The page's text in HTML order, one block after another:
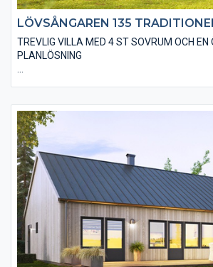
LÖVSÅNGAREN 135
TREVLIG VILLA MED 4 ST SOVRUM OCH EN
PLANLÖSNING
ett sadeltak med takpannor. I huset finns
till ett ”ryggåstak” i vardagsrummet, vilket
rymd i denna del. Här finns det många
utvändiga utföranden och material.